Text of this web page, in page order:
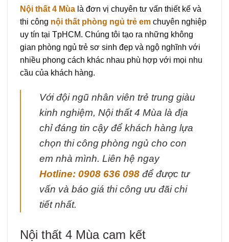
Nội thất 4 Mùa là đơn vị chuyên tư vấn thiết kế và
thi công nội thất phòng ngủ trẻ em chuyên nghiệp
uy tín tại TpHCM. Chúng tôi tạo ra những không
gian phòng ngủ trẻ sơ sinh đẹp và ngộ nghĩnh với
nhiều phong cách khác nhau phù hợp với mọi nhu
cầu của khách hàng.
Với đội ngũ nhân viên trẻ trung giàu
kinh nghiệm, Nội thất 4 Mùa là địa
chỉ đáng tin cậy để khách hàng lựa
chọn thi công phòng ngủ cho con
em nhà mình. Liên hệ ngay
Hotline: 0908 636 098 để được tư
vấn và báo giá thi công ưu đãi chi
tiết nhất.
Nội thất 4 Mùa cam kết